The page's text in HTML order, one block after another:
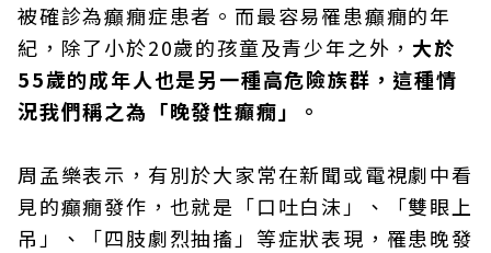
被確診為癲癇症患者。而最容易罹患癲癇的年
紀，除了小於20歲的孩童及青少年之外， 大於
55歲的成年人也是另一種高危險族群，這種情
況我們稱之為「晚發性癲癇」。
周孟樂表示，有別於大家常在新聞或電視劇中看
見的癲癇發作，也就是「口吐白沫」、「雙眼上
吊」、「四肢劇烈抽搐」等症狀表現，罹患晚發